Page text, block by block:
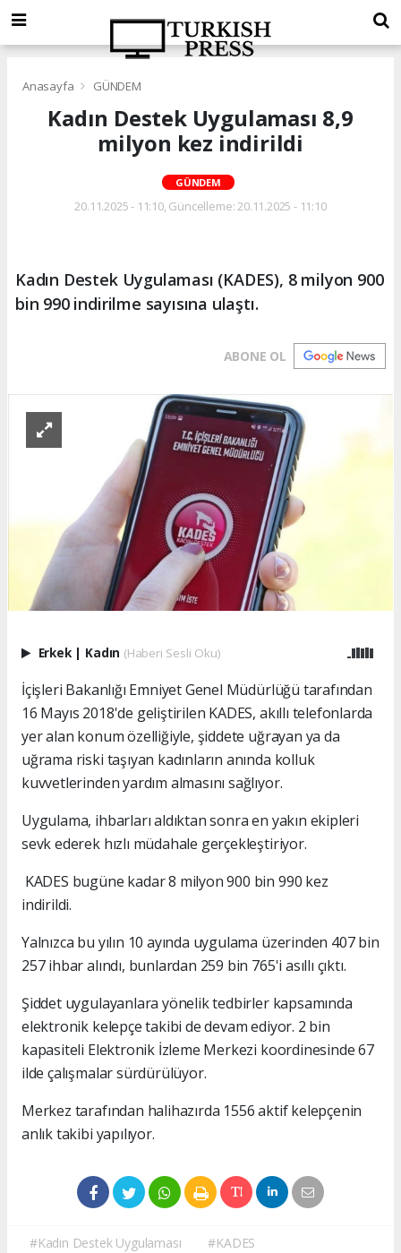
Anasayfa GÜNDEM
Kadın Destek Uygulaması 8,9
milyon kez indirildi
GÜNDEM
20.11.2025 - 11:10, Güncelleme: 20.11.2025 - 11:10
Kadın Destek Uygulaması (KADES), 8 milyon 900
bin 990 indirilme sayısına ulaştı.
ABONE OL
Erkek | Kadın (Haberi Sesli Oku)
İçişleri Bakanlığı Emniyet Genel Müdürlüğü tarafından
16 Mayıs 2018'de geliştirilen KADES, akıllı telefonlarda
yer alan konum özelliğiyle, şiddete uğrayan ya da
uğrama riski taşıyan kadınların anında kolluk
kuvvetlerinden yardım almasını sağlıyor.
Uygulama, ihbarları aldıktan sonra en yakın ekipleri
sevk ederek hızlı müdahale gerçekleştiriyor.
KADES bugüne kadar 8 milyon 900 bin 990 kez
indirildi.
Yalnızca bu yılın 10 ayında uygulama üzerinden 407 bin
257 ihbar alındı, bunlardan 259 bin 765'i asıllı çıktı.
Şiddet uygulayanlara yönelik tedbirler kapsamında
elektronik kelepçe takibi de devam ediyor. 2 bin
kapasiteli Elektronik İzleme Merkezi koordinesinde 67
ilde çalışmalar sürdürülüyor.
Merkez tarafından halihazırda 1556 aktif kelepçenin
anlık takibi yapılıyor.
#Kadın Destek Uygulaması #KADES